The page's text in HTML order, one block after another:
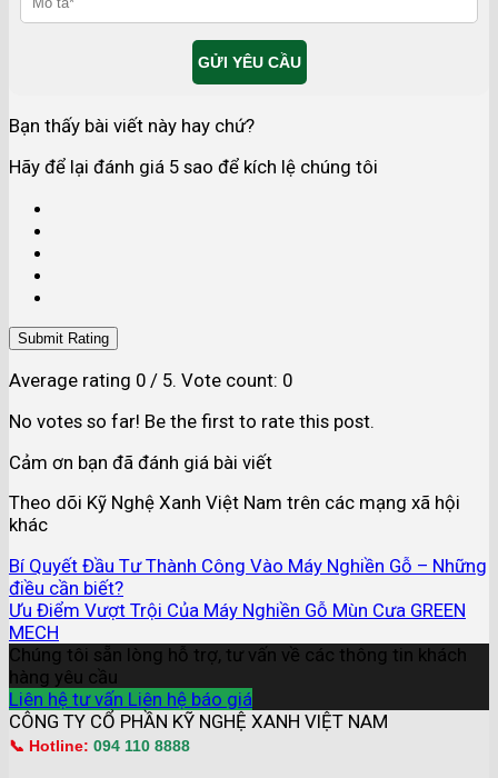
Bạn thấy bài viết này hay chứ?
Hãy để lại đánh giá 5 sao để kích lệ chúng tôi
Submit Rating
Average rating 0 / 5. Vote count: 0
No votes so far! Be the first to rate this post.
Cảm ơn bạn đã đánh giá bài viết
Theo dõi Kỹ Nghệ Xanh Việt Nam trên các mạng xã hội
khác
Bí Quyết Đầu Tư Thành Công Vào Máy Nghiền Gỗ – Những
điều cần biết?
Ưu Điểm Vượt Trội Của Máy Nghiền Gỗ Mùn Cưa GREEN
MECH
Chúng tôi sẵn lòng hỗ trợ, tư vấn về các thông tin khách
hàng yêu cầu
Liên hệ tư vấn Liên hệ báo giá
CÔNG TY CỔ PHẦN KỸ NGHỆ XANH VIỆT NAM
📞 Hotline: 094 110 8888